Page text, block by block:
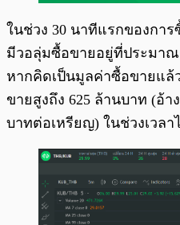
ในช่วง 30 นาทีแรกของกา
มีวอลุ่มซื้อขายอยู่ที่ประมาณ
หากคิดเป็นมูลค่าซื้อขายแล้
ขายสูงถึง 625 ล้านบาท (อ้า
บาทต่อเหรียญ) ในช่วงเวลา